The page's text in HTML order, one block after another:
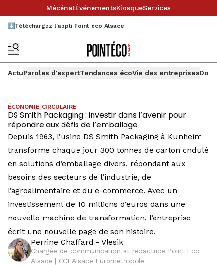
MécénatÉvénementsKiosqueServices
⬇️Téléchargez l'appli Point éco Alsace
ActuParoles d'expertTendances écoVie des entreprises
ÉCONOMIE CIRCULAIRE
DS Smith Packaging : investir dans l’avenir pour
répondre aux défis de l’emballage
Depuis 1963, l’usine DS Smith Packaging à Kunheim
transforme chaque jour 300 tonnes de carton ondulé
en solutions d’emballage divers, répondant aux
besoins des secteurs de l’industrie, de
l’agroalimentaire et du e-commerce. Avec un
investissement de 10 millions d’euros dans une
nouvelle machine de transformation, l’entreprise
écrit une nouvelle page de son histoire.
Perrine Chaffard - Vlesik
Chargée de communication et rédactrice Point Eco
Alsace | CCI Alsace Eurométropole